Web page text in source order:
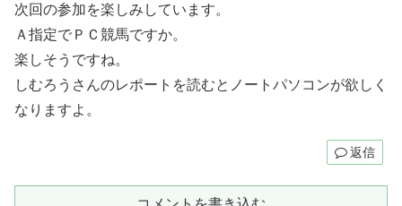
次回の参加を楽しみしています。
Ａ指定でＰＣ競馬ですか。
楽しそうですね。
しむろうさんのレポートを読むとノートパソコンが欲しく
なりますよ。
返信